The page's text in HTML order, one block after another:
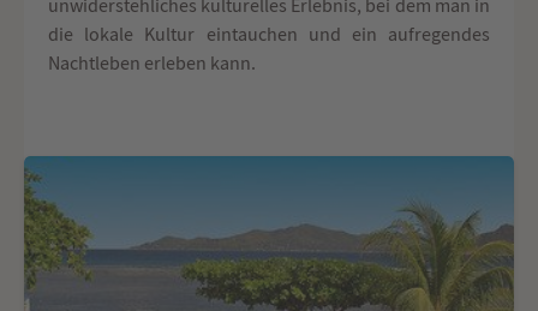
unwiderstehliches kulturelles Erlebnis, bei dem man in
die lokale Kultur eintauchen und ein aufregendes
Nachtleben erleben kann.